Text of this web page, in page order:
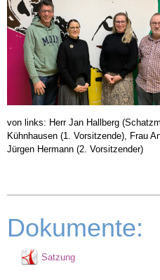
von links: Herr Jan Hallberg
Kühnhausen (1. Vorsitzende), Frau
Jürgen Hermann (2. Vorsitzender)
Dokumente:
Satzung